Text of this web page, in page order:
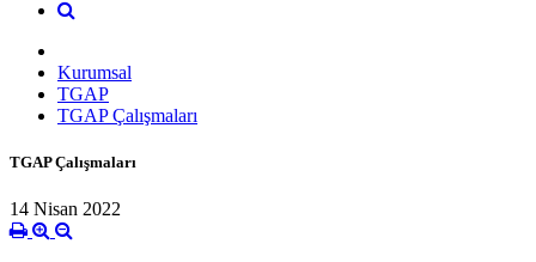
Kurumsal
TGAP
TGAP Çalışmaları
TGAP Çalışmaları
14 Nisan 2022